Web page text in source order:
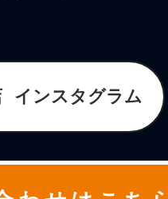
インスタグラム